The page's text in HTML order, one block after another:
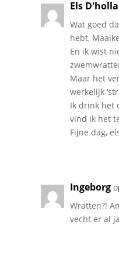
Els
Wat goed
hebt,
En ik wist
Maar het
werkelijk
Ik drink het
vind ik het
Fijne dag,
Ingeborg
Wratten?!
vecht er al